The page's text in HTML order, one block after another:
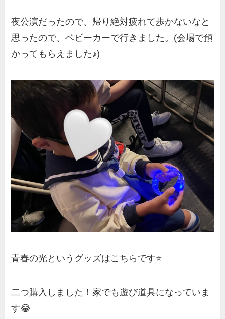
夜公演だったので、帰り絶対疲れて歩かないなと
思ったので、ベビーカーで行きました。(会場で預
かってもらえました♪)
青春の光というグッズはこちらです⭐️
二つ購入しました！家でも遊び道具になっていま
す😂